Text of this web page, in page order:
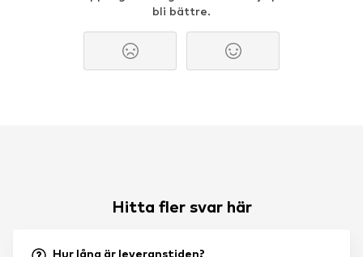
bli bättre.
Hitta fler svar här
Hur lång är leveranstiden?